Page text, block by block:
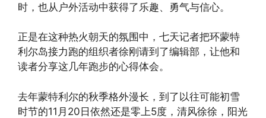
时，也从户外活动中获得了乐趣、勇气与信心。
正是在这种热火朝天的氛围中，七天记者把环蒙特
利尔岛接力跑的组织者徐刚请到了编辑部，让他和
读者分享这几年跑步的心得体会。
去年蒙特利尔的秋季格外漫长，到了以往可能初雪
时节的11月20日依然还是零上5度，清风徐徐，阳光